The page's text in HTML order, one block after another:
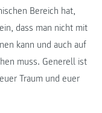
Bereich hat,
dass man nicht mit
kann und auch auf
muss. Generell ist
Traum und euer